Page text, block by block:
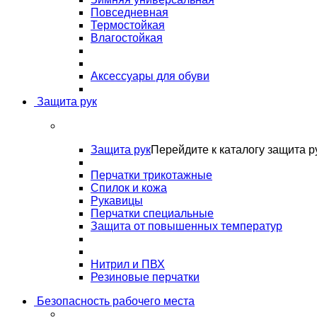
Повседневная
Термостойкая
Влагостойкая
Аксессуары для обуви
Защита рук
Защита рукПерейдите к каталогу защита
Перчатки трикотажные
Спилок и кожа
Рукавицы
Перчатки специальные
Защита от повышенных температур
Нитрил и ПВХ
Резиновые перчатки
Безопасность рабочего места